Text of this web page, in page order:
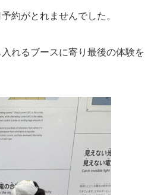
約がとれませんでした。
れるブースに寄り最後の体験を